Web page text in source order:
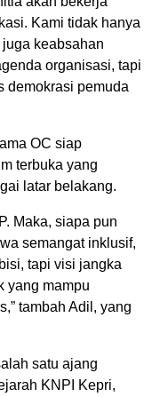
Kami tidak hanya
keabsahan
organisasi, tapi
demokrasi pemuda
OC siap
terbuka yang
latar belakang.
Maka, siapa pun
semangat inklusif,
tapi visi jangka
yang mampu
tambah Adil, yang
satu ajang
KNPI Kepri,